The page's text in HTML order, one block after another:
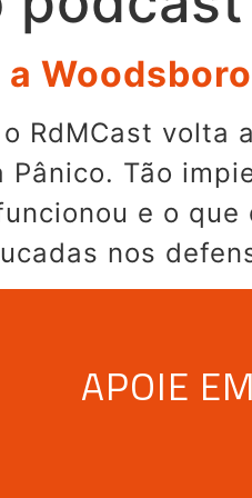
RdMCast volta
Tão
e o
nos
APOIE